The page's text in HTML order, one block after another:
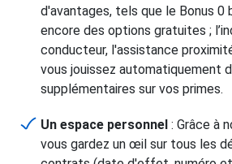
d'avantages, tels que le Bonus 0
encore des options gratuites ;
conducteur, l'assistance
vous jouissez automatiquement
supplémentaires sur vos primes.
Un espace personnel : Grâce à
vous gardez un œil sur tous les